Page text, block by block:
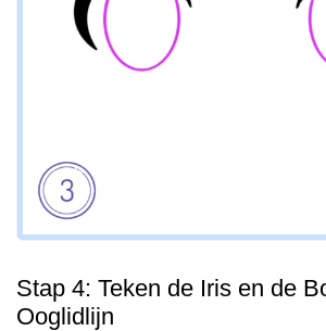
Stap 4: Teken de Iris en de
Ooglidlijn